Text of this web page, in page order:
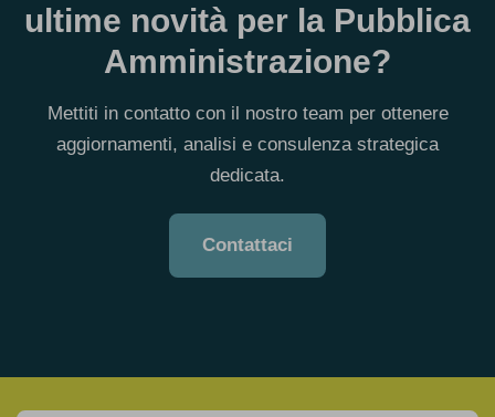
ultime novità per la Pubblica
Amministrazione?
Mettiti in contatto con il nostro team per ottenere
aggiornamenti, analisi e consulenza strategica
dedicata.
Contattaci